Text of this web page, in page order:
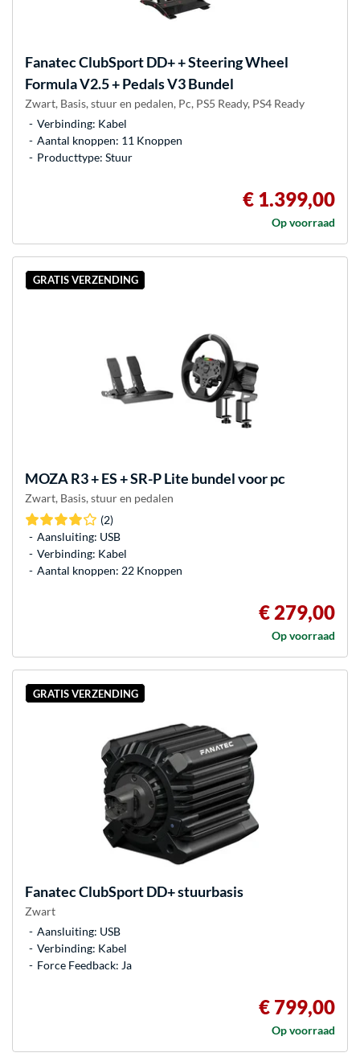
FanatecClubSport DD+ + Steering Wheel
Formula V2.5 + Pedals V3 Bundel
Zwart, Basis, stuur en pedalen, Pc, PS5 Ready, PS4 Ready
Verbinding: Kabel
Aantal knoppen: 11 Knoppen
Producttype: Stuur
€ 1.399,00
Op voorraad
GRATIS VERZENDING
MOZAR3 + ES + SR-P Lite bundel voor pc
Zwart, Basis, stuur en pedalen
(2)
Aansluiting: USB
Verbinding: Kabel
Aantal knoppen: 22 Knoppen
€ 279,00
Op voorraad
GRATIS VERZENDING
FanatecClubSport DD+ stuurbasis
Zwart
Aansluiting: USB
Verbinding: Kabel
Force Feedback: Ja
€ 799,00
Op voorraad